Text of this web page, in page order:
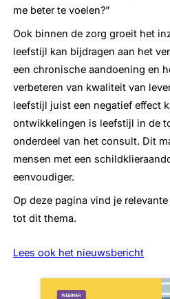
me beter te voelen?”
Ook binnen de zorg groeit het
leefstijl kan bijdragen aan het
een chronische aandoening en
verbeteren van kwaliteit van
leefstijl juist een negatief effect
ontwikkelingen is leefstijl in de
onderdeel van het consult. Dit
mensen met een
eenvoudiger.
Op deze pagina vind je
tot dit thema.
Lees ook het nieuwsbericht